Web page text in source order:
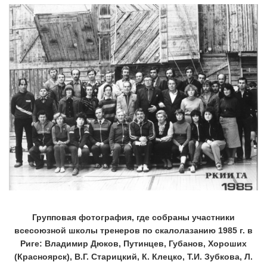
Групповая фотография, где собраны участники
всесоюзной школы тренеров по скалолазанию 1985 г. в
Риге: Владимир Дюков, Путинцев, Губанов, Хороших
(Красноярск), В.Г. Старицкий, К. Клецко, Т.И. Зубкова, Л.